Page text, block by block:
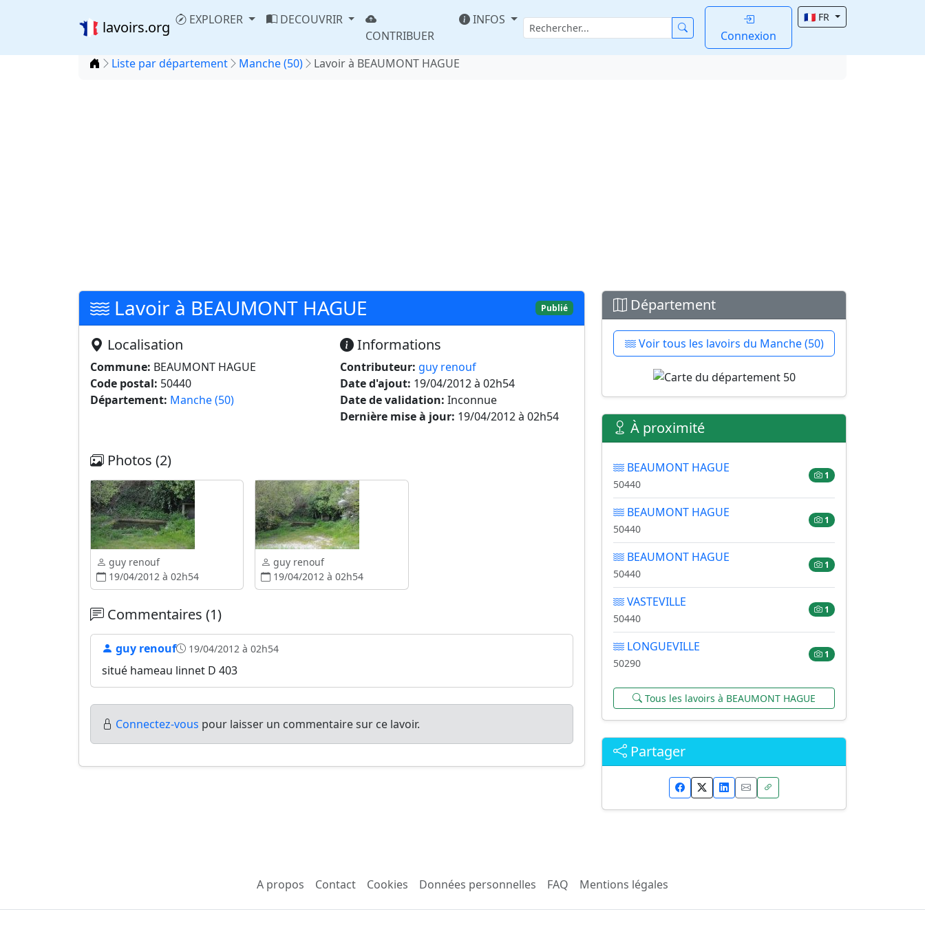
lavoirs.org EXPLORER
DECOUVRIR
CONTRIBUER
INFOS
Connexion
🇫🇷 FR
Accueil
Liste par département Manche (50) Lavoir à BEAUMONT HAGUE
Lavoir à BEAUMONT HAGUE Publié
Localisation
Commune: BEAUMONT HAGUE
Code postal: 50440
Département: Manche (50)
Informations
Contributeur: guy renouf
Date d'ajout: 19/04/2012 à 02h54
Date de validation: Inconnue
Dernière mise à jour: 19/04/2012 à 02h54
Photos (2)
guy renouf
19/04/2012 à 02h54
guy renouf
19/04/2012 à 02h54
Commentaires (1)
guy renouf 19/04/2012 à 02h54
situé hameau linnet D 403
Connectez-vous pour laisser un commentaire sur ce lavoir.
Département
Voir tous les lavoirs du Manche (50)
À proximité
BEAUMONT HAGUE
50440
1
BEAUMONT HAGUE
50440
1
BEAUMONT HAGUE
50440
1
VASTEVILLE
50440
1
LONGUEVILLE
50290
1
Tous les lavoirs à BEAUMONT HAGUE
Partager
A propos Contact Cookies Données personnelles FAQ Mentions légales